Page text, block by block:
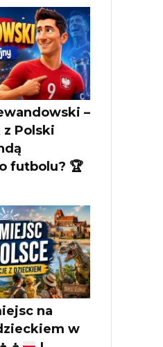
–
z Polski
futbolu? 🏆
na
w